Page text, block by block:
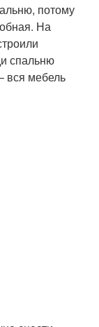
потому
На
спальню
вся мебель